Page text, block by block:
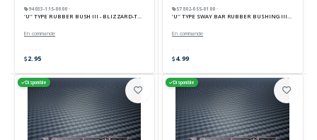
94033-115-0000 ·
'U'' TYPE RUBBER BUSH III - BLIZZARD-TORNADO
En commande
2.95
57802-055-0100 ·
'U'' TYPE SWAY BAR RUBBER BUSHING III - NK 700 U
En commande
4.99
Disponible Disponible